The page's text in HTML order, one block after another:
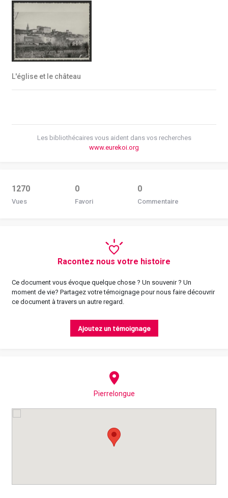
L'église et le château
Les bibliothécaires vous aident dans vos recherches
www.eurekoi.org
1270
Vues
0
Favori
0
Commentaire
Racontez nous votre histoire
Ce document vous évoque quelque chose ? Un souvenir ? Un
moment de vie? Partagez votre témoignage pour nous faire découvrir
ce document à travers un autre regard.
Ajoutez un témoignage
Pierrelongue